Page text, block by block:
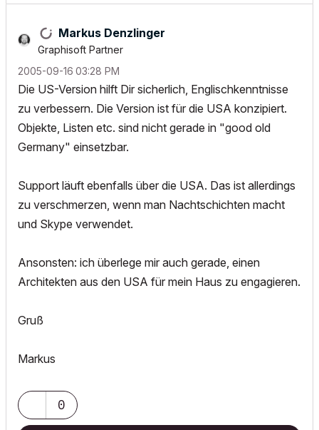
Markus Denzlinger
Graphisoft Partner
‎2005-09-16 03:28 PM
Die US-Version hilft Dir sicherlich, Englischkenntnisse
zu verbessern. Die Version ist für die USA konzipiert.
Objekte, Listen etc. sind nicht gerade in "good old
Germany" einsetzbar.
Support läuft ebenfalls über die USA. Das ist allerdings
zu verschmerzen, wenn man Nachtschichten macht
und Skype verwendet.
Ansonsten: ich überlege mir auch gerade, einen
Architekten aus den USA für mein Haus zu engagieren.
Gruß
Markus
0